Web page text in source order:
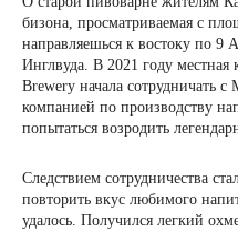
бизона, просматриваемая с
направляешься к востоку по 9
Инглвуда. В 2021 году местная
Brewery начала сотрудничать
компанией по производству
попытаться возродить
Следствием сотрудничества
повторить вкус любимого
удалось. Получился легкий